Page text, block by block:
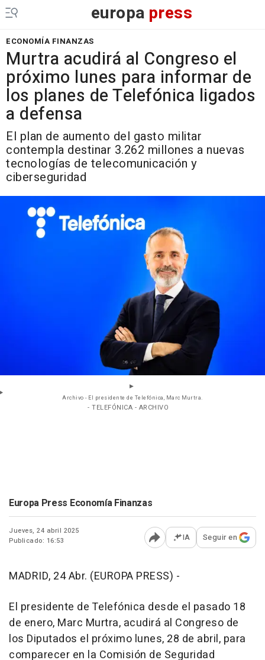
europa press
ECONOMÍA FINANZAS
Murtra acudirá al Congreso el
próximo lunes para informar de
los planes de Telefónica ligados
a defensa
El plan de aumento del gasto militar
contempla destinar 3.262 millones a nuevas
tecnologías de telecomunicación y
ciberseguridad
Archivo - El presidente de Telefónica, Marc Murtra.
- TELEFÓNICA - ARCHIVO
Europa Press Economía Finanzas
Jueves, 24 abril 2025
Publicado: 16:53
Abrir opciones para
IA Seguir en
MADRID, 24 Abr. (EUROPA PRESS) -
El presidente de Telefónica desde el pasado 18
de enero, Marc Murtra, acudirá al Congreso de
los Diputados el próximo lunes, 28 de abril, para
comparecer en la Comisión de Seguridad